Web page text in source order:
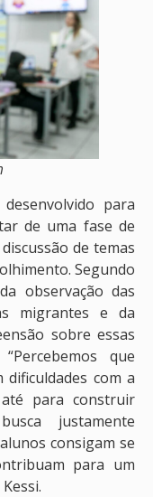
para
de uma fase de
de temas
Segundo
observação das
migrantes e da
sobre essas
que
dificuldades com a
para construir
justamente
consigam se
para um